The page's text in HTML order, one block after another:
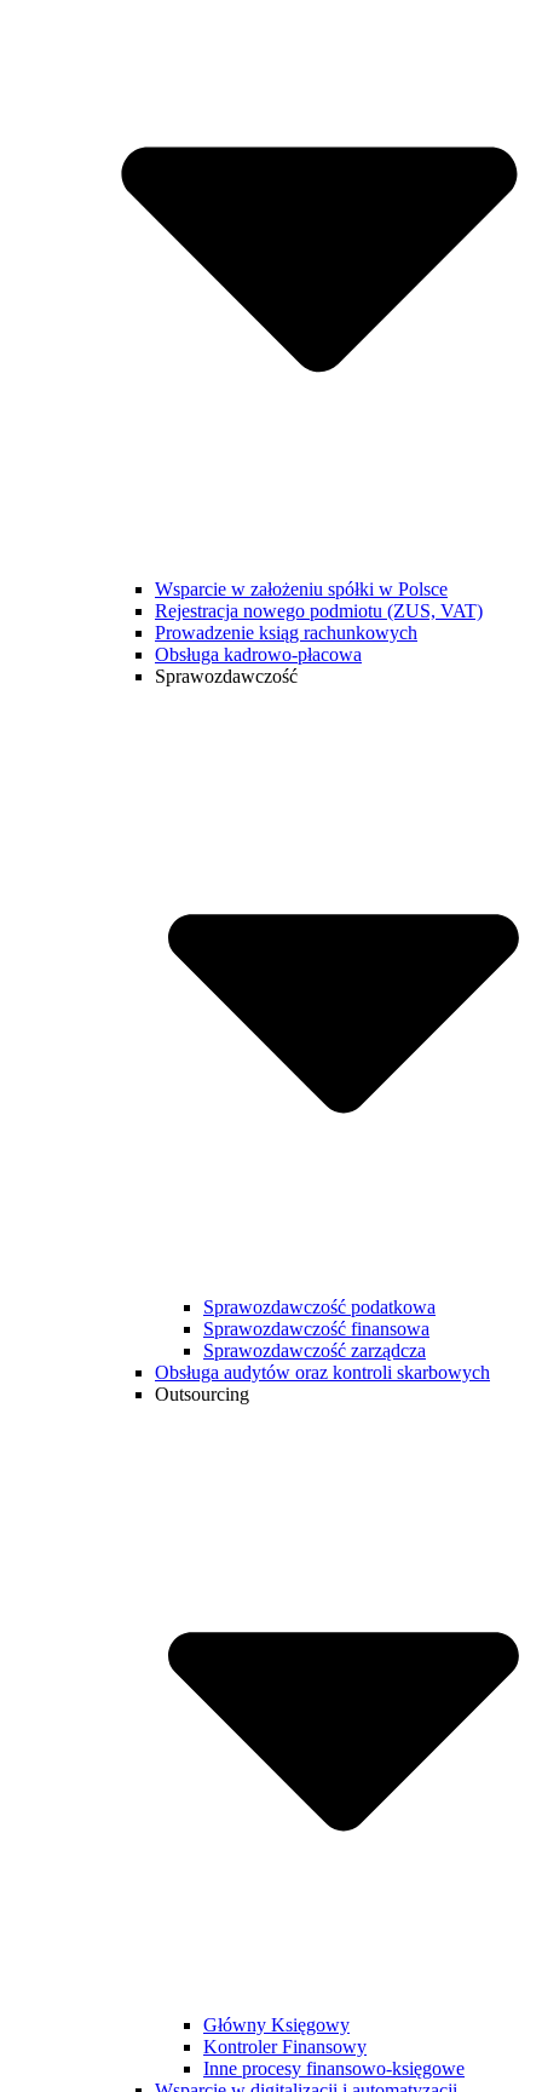
Wsparcie w założeniu spółki w Polsce
Rejestracja nowego podmiotu (ZUS, VAT)
Prowadzenie ksiąg rachunkowych
Obsługa kadrowo-płacowa
Sprawozdawczość
Sprawozdawczość podatkowa
Sprawozdawczość finansowa
Sprawozdawczość zarządcza
Obsługa audytów oraz kontroli skarbowych
Outsourcing
Główny Księgowy
Kontroler Finansowy
Inne procesy finansowo-księgowe